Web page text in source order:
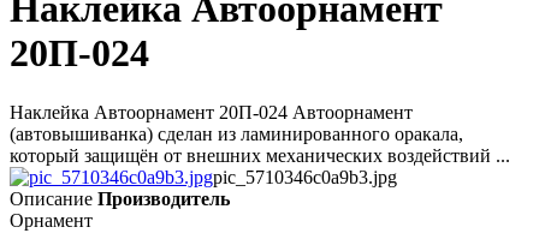
Наклейка Автоорнамент
20П-024
Наклейка Автоорнамент 20П-024 Автоорнамент
(автовышиванка) сделан из ламинированного оракала,
который защищён от внешних механических воздействий ...
pic_5710346c0a9b3.jpg
Описание Производитель
Орнамент